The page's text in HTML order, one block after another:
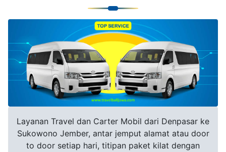
Layanan Travel dan Carter Mobil dari Denpasar ke
Sukowono Jember, antar jemput alamat atau door
to door setiap hari, titipan paket kilat dengan